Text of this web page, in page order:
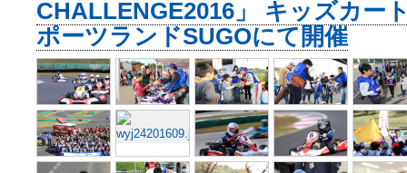
CHALLENGE2016」 キッズカー
ポーツランドSUGOにて開催